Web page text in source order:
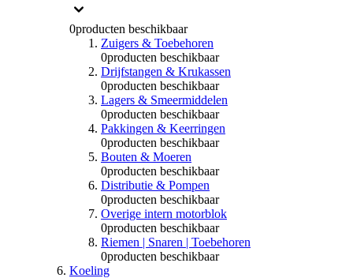
0producten beschikbaar
Zuigers & Toebehoren
0producten beschikbaar
Drijfstangen & Krukassen
0producten beschikbaar
Lagers & Smeermiddelen
0producten beschikbaar
Pakkingen & Keerringen
0producten beschikbaar
Bouten & Moeren
0producten beschikbaar
Distributie & Pompen
0producten beschikbaar
Overige intern motorblok
0producten beschikbaar
Riemen | Snaren | Toebehoren
0producten beschikbaar
Koeling